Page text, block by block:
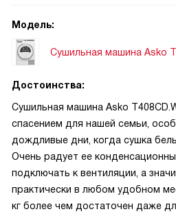
Модель:
Сушильная машина Asko
Достоинства:
Сушильная машина Asko
спасением для нашей семьи,
дождливые дни, когда сушка
Очень радует ее
подключать к вентиляции, а
практически в любом удобном
кг более чем достаточен даже